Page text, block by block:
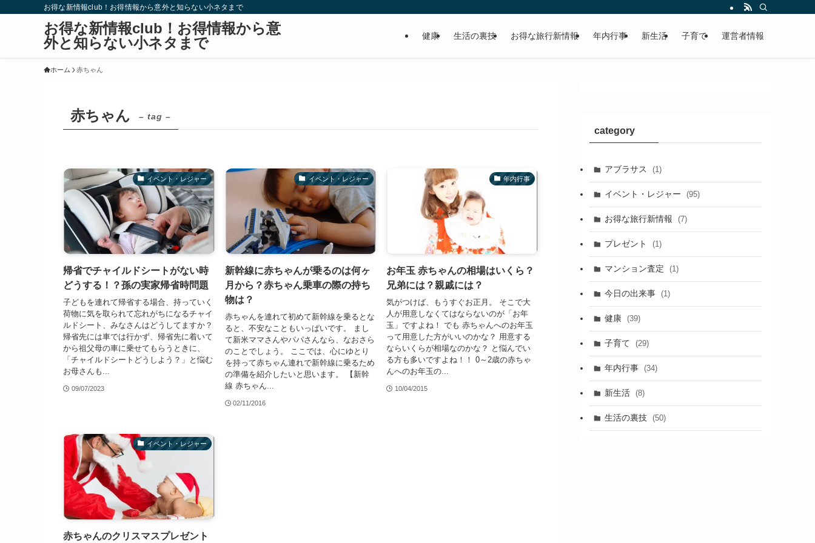
お得な新情報club！お得情報から意外と知らない小ネタまで
お得な新情報club！お得情報から意
外と知らない小ネタまで
健康 生活の裏技 お得な旅行新情報 年内行事 新生活 子育て 運営者情報
ホーム 赤ちゃん
赤ちゃん – tag –
イベント・レジャー
帰省でチャイルドシートがない時
どうする！？孫の実家帰省時問題
子どもを連れて帰省する場合、持っていく
荷物に気を取られて忘れがちになるチャイ
ルドシート、みなさんはどうしてますか？
帰省先には車では行かず、帰省先に着いて
から祖父母の車に乗せてもらうときに、
「チャイルドシートどうしよう？」と悩む
お母さんも...
09/07/2023
イベント・レジャー
新幹線に赤ちゃんが乗るのは何ヶ
月から？赤ちゃん乗車の際の持ち
物は？
赤ちゃんを連れて初めて新幹線を乗るとな
ると、不安なこともいっぱいです。 まし
て新米ママさんやパパさんなら、なおさら
のことでしょう。 ここでは、心にゆとり
を持って赤ちゃん連れで新幹線に乗るため
の準備を紹介したいと思います。 【新幹
線 赤ちゃん...
02/11/2016
年内行事
お年玉 赤ちゃんの相場はいくら？
兄弟には？親戚には？
気がつけば、もうすぐお正月。 そこで大
人が用意しなくてはならないのが「お年
玉」ですよね！ でも 赤ちゃんへのお年玉
って用意した方がいいのかな？ 用意する
ならいくらが相場なのかな？ と悩んでい
る方も多いですよね！！ 0～2歳の赤ちゃ
んへのお年玉の...
10/04/2015
イベント・レジャー
赤ちゃんのクリスマスプレゼント
category
アブラサス (1)
イベント・レジャー (95)
お得な旅行新情報 (7)
プレゼント (1)
マンション査定 (1)
今日の出来事 (1)
健康 (39)
子育て (29)
年内行事 (34)
新生活 (8)
生活の裏技 (50)